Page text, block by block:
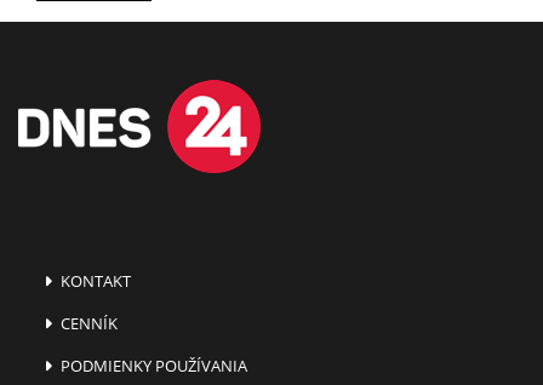
KONTAKT
CENNÍK
PODMIENKY POUŽÍVANIA